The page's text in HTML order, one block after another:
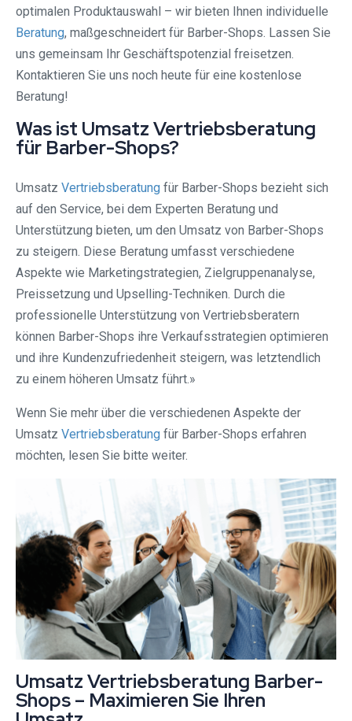
optimalen Produktauswahl – wir bieten Ihnen individuelle
Beratung, maßgeschneidert für Barber-Shops. Lassen Sie
uns gemeinsam Ihr Geschäftspotenzial freisetzen.
Kontaktieren Sie uns noch heute für eine kostenlose
Beratung!
Was ist Umsatz Vertriebsberatung
für Barber-Shops?
Umsatz Vertriebsberatung für Barber-Shops bezieht sich
auf den Service, bei dem Experten Beratung und
Unterstützung bieten, um den Umsatz von Barber-Shops
zu steigern. Diese Beratung umfasst verschiedene
Aspekte wie Marketingstrategien, Zielgruppenanalyse,
Preissetzung und Upselling-Techniken. Durch die
professionelle Unterstützung von Vertriebsberatern
können Barber-Shops ihre Verkaufsstrategien optimieren
und ihre Kundenzufriedenheit steigern, was letztendlich
zu einem höheren Umsatz führt.»
Wenn Sie mehr über die verschiedenen Aspekte der
Umsatz Vertriebsberatung für Barber-Shops erfahren
möchten, lesen Sie bitte weiter.
Umsatz Vertriebsberatung Barber-
Shops – Maximieren Sie Ihren